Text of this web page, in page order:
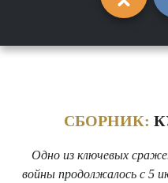
СБОРНИК:
Одно из ключевых
войны продолжалось с 5